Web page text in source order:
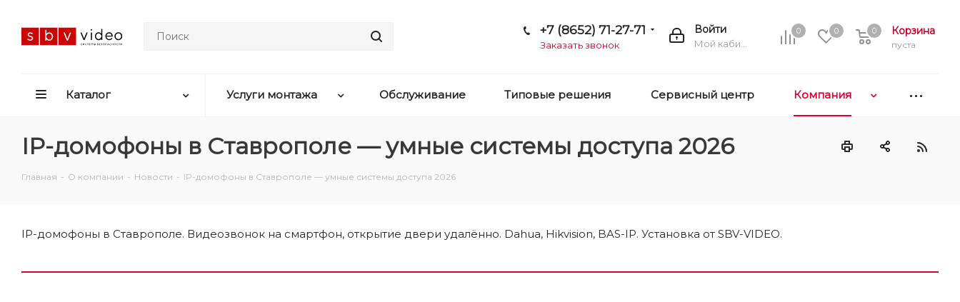
0 0 Корзина
пуста
0
Войти
+7 (8652) 71-27-71
Заказать звонок
Каталог Услуги монтажа Обслуживание Типовые решения Сервисный центр Компания
IP-домофоны в Ставрополе — умные системы доступа 2026
Главная - О компании - Новости - IP-домофоны в Ставрополе — умные системы доступа 2026
IP-домофоны в Ставрополе. Видеозвонок на смартфон, открытие двери удалённо. Dahua, Hikvision, BAS-IP. Установка от SBV-VIDEO.